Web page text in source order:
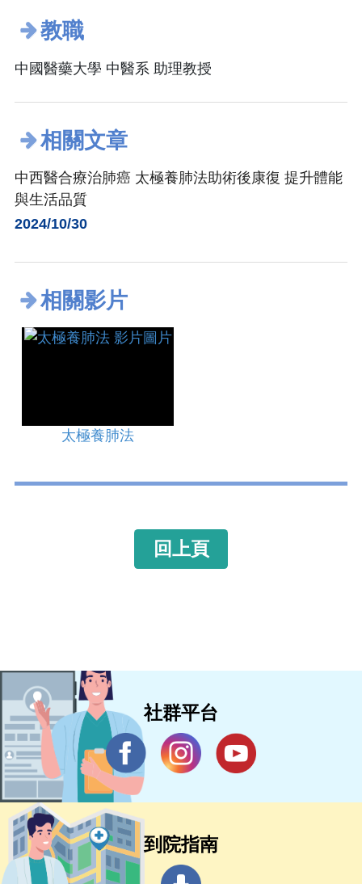
教職
中國醫藥大學 中醫系 助理教授
相關文章
中西醫合療治肺癌 太極養肺法助術後康復 提升體能
與生活品質
2024/10/30
相關影片
太極養肺法
回上頁
社群平台
到院指南